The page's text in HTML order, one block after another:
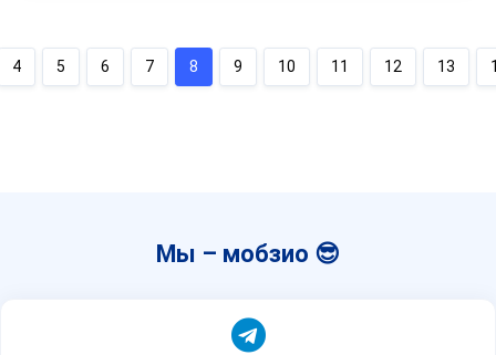
4 5 6 7 8 9 10 11 12 13
Мы – мобзио 😎